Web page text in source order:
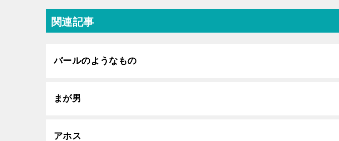
関連記事
バールのようなもの
まが男
アホス